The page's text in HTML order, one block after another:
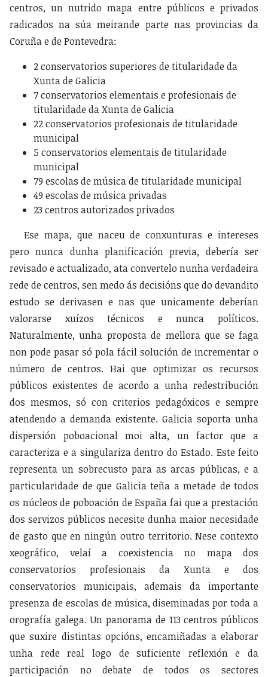
centros, un nutrido mapa entre públicos e privados
radicados na súa meirande parte nas provincias da
Coruña e de Pontevedra:
2 conservatorios superiores de titularidade da
Xunta de Galicia
7 conservatorios elementais e profesionais de
titularidade da Xunta de Galicia
22 conservatorios profesionais de titularidade
municipal
5 conservatorios elementais de titularidade
municipal
79 escolas de música de titularidade municipal
49 escolas de música privadas
23 centros autorizados privados
Ese mapa, que naceu de conxunturas e intereses
pero nunca dunha planificación previa, debería ser
revisado e actualizado, ata convertelo nunha verdadeira
rede de centros, sen medo ás decisións que do devandito
estudo se derivasen e nas que unicamente deberían
valorarse xuízos técnicos e nunca políticos.
Naturalmente, unha proposta de mellora que se faga
non pode pasar só pola fácil solución de incrementar o
número de centros. Hai que optimizar os recursos
públicos existentes de acordo a unha redestribución
dos mesmos, só con criterios pedagóxicos e sempre
atendendo a demanda existente. Galicia soporta unha
dispersión poboacional moi alta, un factor que a
caracteriza e a singulariza dentro do Estado. Este feito
representa un sobrecusto para as arcas públicas, e a
particularidade de que Galicia teña a metade de todos
os núcleos de poboación de España fai que a prestación
dos servizos públicos necesite dunha maior necesidade
de gasto que en ningún outro territorio. Nese contexto
xeográfico, velaí a coexistencia no mapa dos
conservatorios profesionais da Xunta e dos
conservatorios municipais, ademais da importante
presenza de escolas de música, diseminadas por toda a
orografía galega. Un panorama de 113 centros públicos
que suxire distintas opcións, encamiñadas a elaborar
unha rede real logo de suficiente reflexión e da
participación no debate de todos os sectores